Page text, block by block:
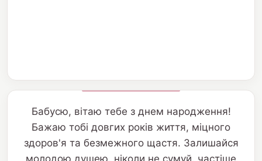
Бабусю, вітаю тебе з днем народження!
Бажаю тобі довгих років життя, міцного
здоров'я та безмежного щастя. Залишайся
молодою душею, ніколи не сумуй, частіше